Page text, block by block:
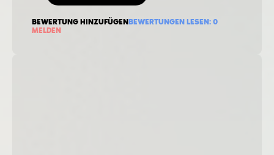
BEWERTUNG HINZUFÜGENBEWERTUNGEN LESEN: 0
MELDEN